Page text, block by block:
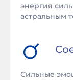
энергия
астральным
Сильные